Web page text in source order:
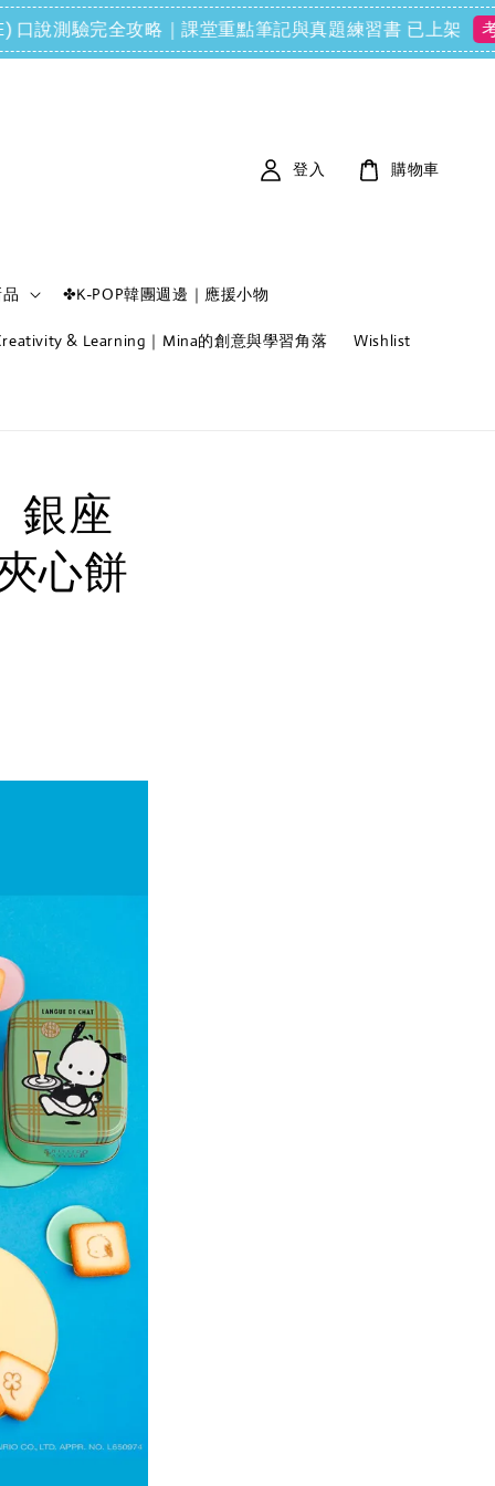
測驗完全攻略｜課堂重點筆記與真題練習書 已上架 考
✤K-POP韓團週邊｜應援小物
& Learning｜Mina的創意與學習角落 Wishlist
登入 購物車
銀座
心餅